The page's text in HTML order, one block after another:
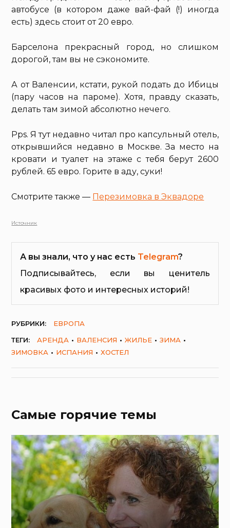
автобусе (в котором даже вай-фай (!) иногда
есть) здесь стоит от 20 евро.
Барселона прекрасный город, но слишком
дорогой, там вы не сэкономите.
А от Валенсии, кстати, рукой подать до Ибицы
(пару часов на пароме). Хотя, правду сказать,
делать там зимой абсолютно нечего.
Pps. Я тут недавно читал про капсульный отель,
открывшийся недавно в Москве. За место на
кровати и туалет на этаже с тебя берут 2600
рублей. 65 евро. Горите в аду, суки!
Смотрите также — Перезимовка в Эквадоре
Источник
А вы знали, что у нас есть Telegram?
Подписывайтесь, если вы ценитель
красивых фото и интересных историй!
РУБРИКИ:
ЕВРОПА
ТЕГИ:
АРЕНДА ВАЛЕНСИЯ ЖИЛЬЕ
ЗИМА
ЗИМОВКА
ИСПАНИЯ ХОСТЕЛ
Самые горячие темы